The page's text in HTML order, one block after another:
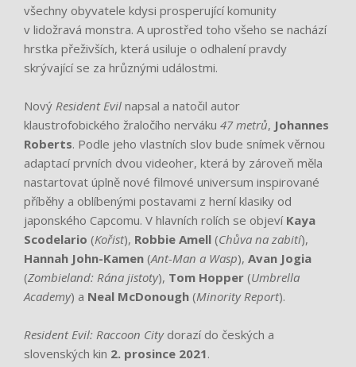
všechny obyvatele kdysi prosperující komunity
v lidožravá monstra. A uprostřed toho všeho se nachází
hrstka přeživších, která usiluje o odhalení pravdy
skrývající se za hrůznými událostmi.
Nový Resident Evil napsal a natočil autor
klaustrofobického žraločího nerváku 47 metrů, Johannes
Roberts. Podle jeho vlastních slov bude snímek věrnou
adaptací prvních dvou videoher, která by zároveň měla
nastartovat úplně nové filmové universum inspirované
příběhy a oblíbenými postavami z herní klasiky od
japonského Capcomu. V hlavních rolích se objeví Kaya
Scodelario (Kořist), Robbie Amell (Chůva na zabití),
Hannah John-Kamen (Ant-Man a Wasp), Avan Jogia
(Zombieland: Rána jistoty), Tom Hopper (Umbrella
Academy) a Neal McDonough (Minority Report).
Resident Evil: Raccoon Citydorazí do českých a
slovenských kin 2. prosince 2021.